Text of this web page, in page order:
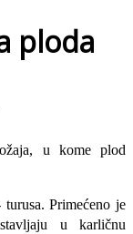
ploda
u kome plod
Primećeno je
u karličnu